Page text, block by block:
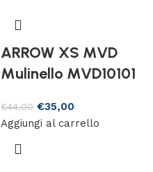
ARROW XS MVD
Mulinello MVD10101
€44,00 €35,00
Aggiungi al carrello